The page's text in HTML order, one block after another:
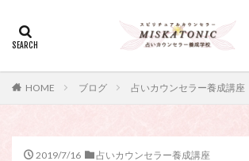
HOME ブログ 占いカウンセラー養成講座
2019/7/16 占いカウンセラー養成講座
ー、占い師、占い師になりたい、占い講座